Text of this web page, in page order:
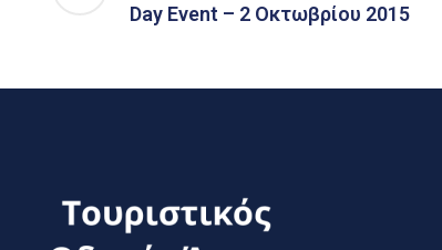
Day Event – 2 Οκτωβρίου 2015